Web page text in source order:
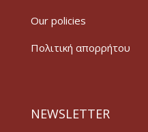
Our policies
Πολιτική απορρήτου
NEWSLETTER